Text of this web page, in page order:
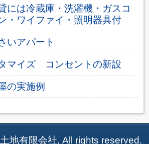
には冷蔵庫・洗濯機・ガスコ
・ワイファイ・照明器具付
いアパート
マイズ コンセントの新設
の実施例
地有限会社, All rights reserved.